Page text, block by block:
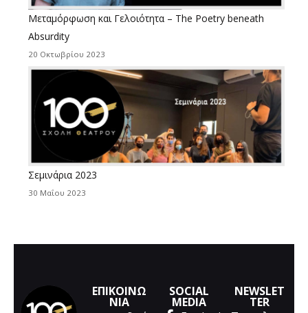
Μεταμόρφωση και Γελοιότητα – The Poetry beneath
Absurdity
20 Οκτωβρίου 2023
Σεμινάρια 2023
30 Μαΐου 2023
ΕΠΙΚΟΙΝΩ
ΝΙΑ
SOCIAL
MEDIA
NEWSLET
TER